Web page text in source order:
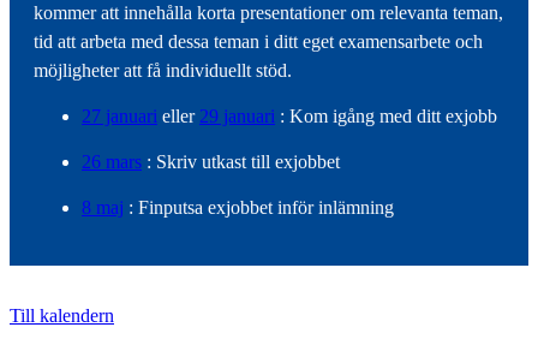
kommer att innehålla korta presentationer om relevanta teman,
tid att arbeta med dessa teman i ditt eget examensarbete och
möjligheter att få individuellt stöd.
27 januari eller 29 januari : Kom igång med ditt exjobb
26 mars : Skriv utkast till exjobbet
8 maj : Finputsa exjobbet inför inlämning
Till kalendern